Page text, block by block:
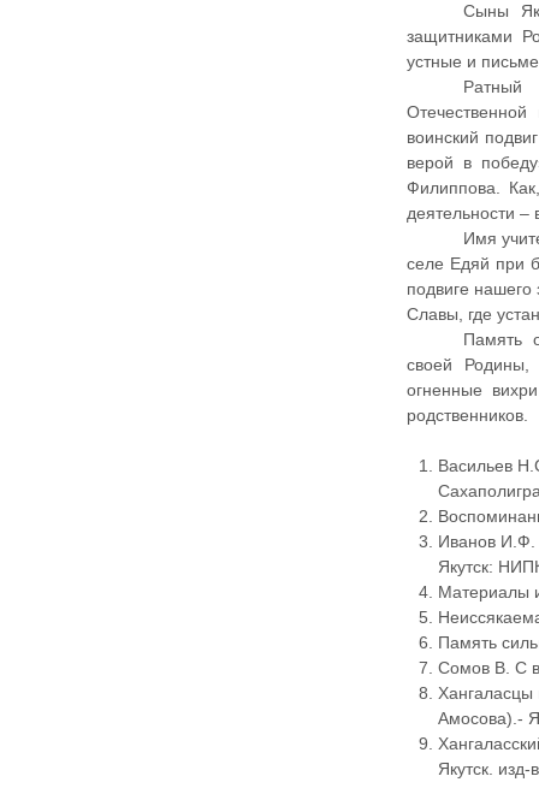
Сыны
защитниками
устные и
Ратный
воинский
верой в
Филиппова.
деятельности –
Имя
селе Едяй при
подвиге
Славы, где
Память
своей Родины,
огненные
родственников.
Васильев
Иванов И.Ф.
Якутск:
Материалы
Память
Сомов В. С
Хангаласцы
Амосова).-
Якутск.